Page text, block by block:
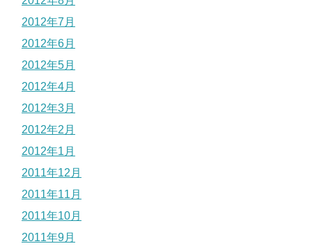
2012年7月
2012年6月
2012年5月
2012年4月
2012年3月
2012年2月
2012年1月
2011年12月
2011年11月
2011年10月
2011年9月